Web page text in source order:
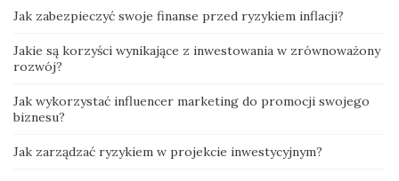
Jak zabezpieczyć swoje finanse przed ryzykiem inflacji?
Jakie są korzyści wynikające z inwestowania w zrównoważony
rozwój?
Jak wykorzystać influencer marketing do promocji swojego
biznesu?
Jak zarządzać ryzykiem w projekcie inwestycyjnym?